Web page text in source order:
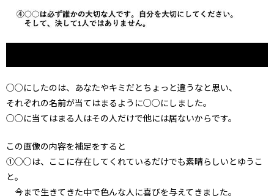
○○にしたのは、あなたやキミだとちょっと違うなと思い、
それぞれの名前が当てはまるように○○にしました。
○○に当てはまる人はその人だけで他には居ないからです。
この画像の内容を補足をすると
①○○は、ここに存在してくれているだけでも素晴らしいとゆうこ
と。
今まで生きてきた中で色んな人に喜びを与えてきました。